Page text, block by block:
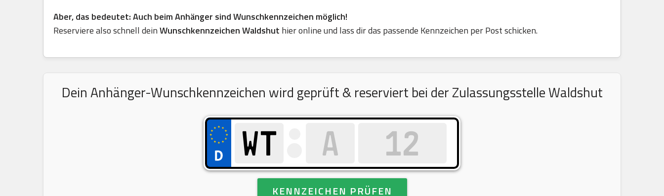
Aber, das bedeutet: Auch beim Anhänger sind Wunschkennzeichen möglich!
Reserviere also schnell deinWunschkennzeichen Waldshut hier online und lass dir das passende Kennzeichen per Post schicken.
Dein Anhänger-Wunschkennzeichen wird geprüft & reserviert bei der Zulassungsstelle Waldshut
KENNZEICHEN PRÜFEN